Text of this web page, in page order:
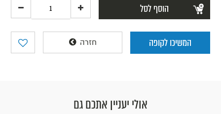
הוסף לסל
המשיכו לקופה חזרה
אולי יעניין אתכם גם